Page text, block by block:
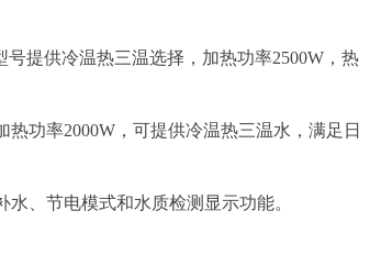
提供冷温热三温选择，加热功率2500W，热
功率2000W，可提供冷温热三温水，满足日
、节电模式和水质检测显示功能。